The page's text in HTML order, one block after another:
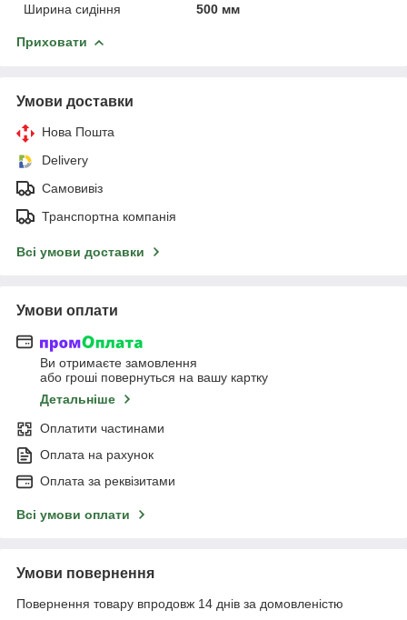
Ширина сидіння
500 мм
Приховати
Умови доставки
Нова Пошта
Delivery
Самовивіз
Транспортна компанія
Всі умови доставки
Умови оплати
Ви отримаєте замовлення
або гроші повернуться на вашу картку
Детальніше
Оплатити частинами
Оплата на рахунок
Оплата за реквізитами
Всі умови оплати
Умови повернення
Повернення товару впродовж 14 днів за домовленістю